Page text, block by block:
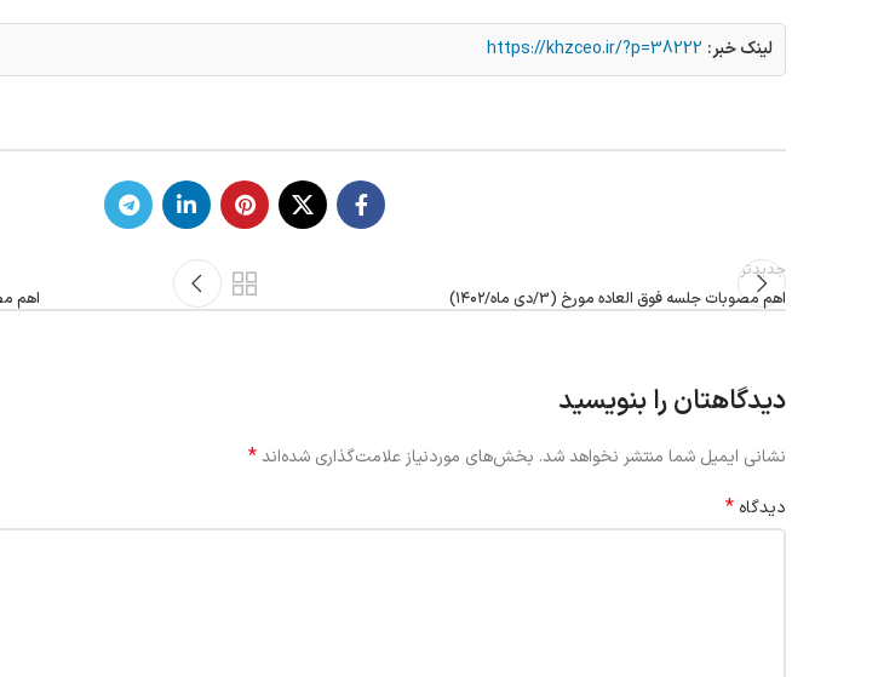
لینک خبر: https://khzceo.ir/?p=38222
جدیدتر
اهم مصوبات جلسه فوق العاده مورخ (3/دی ماه/۱۴۰۲)
اهم
دیدگاهتان را بنویسید
نشانی ایمیل شما منتشر نخواهد شد. بخش‌های موردنیاز علامت‌گذاری شده‌اند*
دیدگاه *